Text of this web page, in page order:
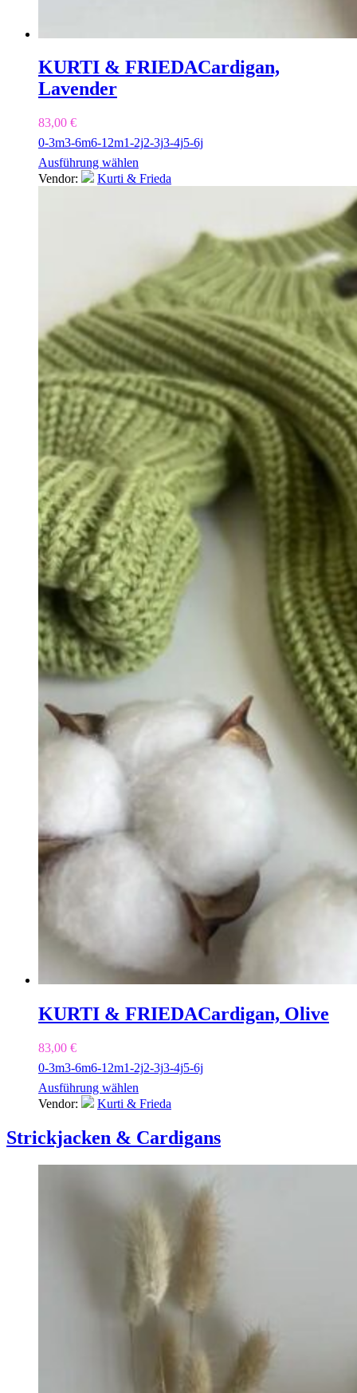
KURTI & FRIEDACardigan,
Lavender
83,00 €
0-3m3-6m6-12m1-2j2-3j3-4j5-6j
Ausführung wählen
Vendor:
Kurti & Frieda
KURTI & FRIEDACardigan, Olive
83,00 €
0-3m3-6m6-12m1-2j2-3j3-4j5-6j
Ausführung wählen
Vendor:
Kurti & Frieda
Strickjacken & Cardigans